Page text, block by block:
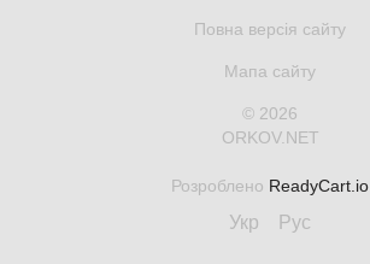
Повна версія сайту
Мапа сайту
© 2026
ORKOV.NET
Розроблено ReadyCart.io
Укр Рус